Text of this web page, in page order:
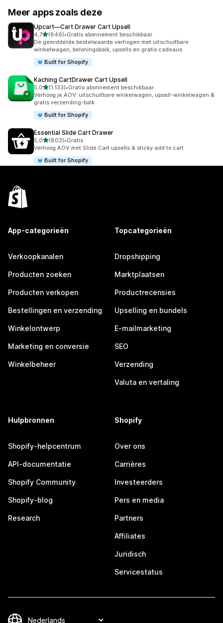
Meer apps zoals deze
Upcart—Cart Drawer Cart Upsell
4,7van 5 sterren
(849)
849 recensies in totaal
•Gratis abonnement beschikbaar
De gemiddelde bestelwaarde verhogen met uitschuifbare
winkelwagen, beloningsbalk, upsells en gratis cadeaus
Built for Shopify
Kaching CartDrawer Cart Upsell
5,0van 5 sterren
(1.133)
1133 recensies in totaal
•Gratis abonnement beschikbaar
Verhoog je AOV: uitschuifbare winkelwagen, upsell-winkelwagen &
gratis verzending-balk
Built for Shopify
Essential Slide Cart Drawer
5,0van 5 sterren
(802)
802 recensies in totaal
•Gratis
Verhoog AOV met Slide Cart upsells & sticky add to cart
Built for Shopify
App-categorieën
Verkoopkanalen
Producten zoeken
Producten verkopen
Bestellingen en verzending
Winkelontwerp
Marketing en conversie
Winkelbeheer
Topcategorieën
Dropshipping
Marktplaatsen
Productrecensies
Upselling en bundels
E-mailmarketing
SEO
Verzending
Valuta en vertaling
Hulpbronnen
Shopify-helpcentrum
API-documentatie
Shopify Community
Shopify-blog
Research
Shopify
Over ons
Carrières
Investeerders
Pers en media
Partners
Affiliates
Juridisch
Servicestatus